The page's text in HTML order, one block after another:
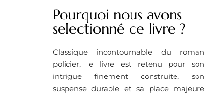
Pourquoi nous avons
selectionné ce livre ?
Classique incontournable du roman
policier, le livre est retenu pour son
intrigue finement construite, son
suspense durable et sa place majeure